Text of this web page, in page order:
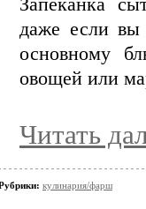
Запеканка
даже если вы
основному
овощей или
Читать
кулинария/фарш